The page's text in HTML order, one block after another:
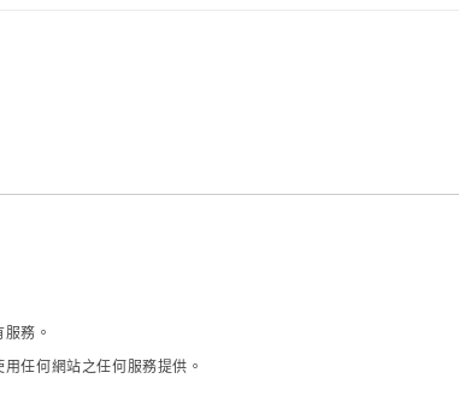
務。
任何網站之任何服務提供。